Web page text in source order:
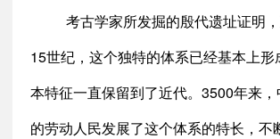
考古学家所发掘的殷代遗址证明
15世纪，这个独特的体系已经基本上形
本特征一直保留到了近代。3500年来
的劳动人民发展了这个体系的特长，不